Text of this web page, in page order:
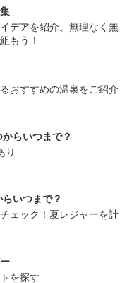
デアを紹介。無理なく無
もう！
おすすめの温泉をご紹介
らいつまで？
り
いつまで？
ェック！夏レジャーを計
を探す